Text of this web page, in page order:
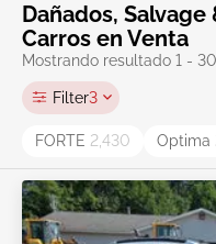
Dañados, Salvage
Carros en Venta
Mostrando resultado 1 -
Filter3
FORTE 2,430 Optima